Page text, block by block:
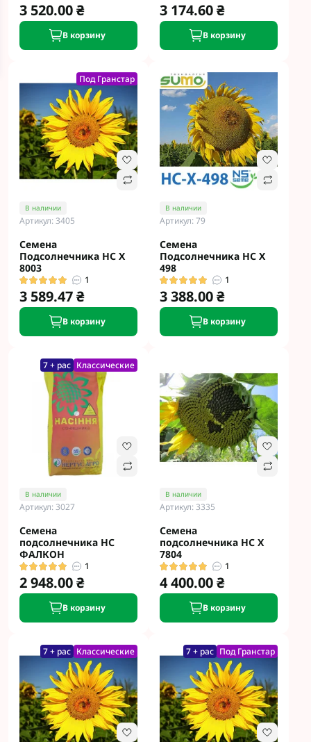
3 520.00 ₴
В корзину
3 174.60 ₴
В корзину
Под Гранстар
В наличии
Артикул: 3405
Семена
Подсолнечника НС Х
8003
1
3 589.47 ₴
В корзину
В наличии
Артикул: 79
Семена
Подсолнечника НС Х
498
1
3 388.00 ₴
В корзину
7 + рас Классические
В наличии
Артикул: 3027
Семена
подсолнечника НС
ФАЛКОН
1
2 948.00 ₴
В корзину
В наличии
Артикул: 3335
Семена
подсолнечника НС X
7804
1
4 400.00 ₴
В корзину
7 + рас Классические 7 + рас Под Гранстар